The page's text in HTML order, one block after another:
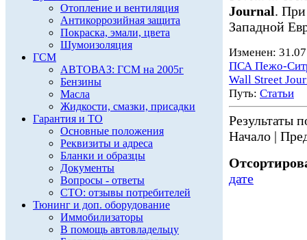
Отопление и вентиляция
Антикоррозийная защита
Покраска, эмали, цвета
Шумоизоляция
ГСМ
АВТОВАЗ: ГСМ на 2005г
Бензины
Масла
Жидкости, смазки, присадки
Гарантия и ТО
Основные положения
Реквизиты и адреса
Бланки и образцы
Документы
Вопросы - ответы
СТО: отзывы потребителей
Тюнинг и доп. оборудование
Иммобилизаторы
В помощь автовладельцу
Journal.
Западной
Изменен:
ПСА Пежо-
Wall Street
Путь: Статьи
Результаты
Начало |
дате